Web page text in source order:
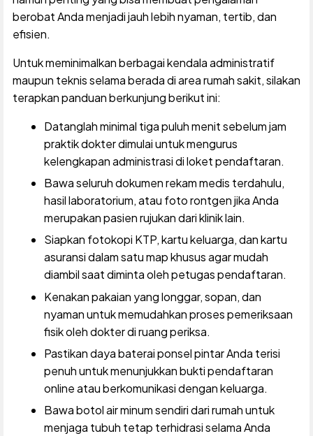
berobat Anda menjadi jauh lebih nyaman, tertib, dan
efisien.
Untuk meminimalkan berbagai kendala administratif
maupun teknis selama berada di area rumah sakit, silakan
terapkan panduan berkunjung berikut ini:
Datanglah minimal tiga puluh menit sebelum jam
praktik dokter dimulai untuk mengurus
kelengkapan administrasi di loket pendaftaran.
Bawa seluruh dokumen rekam medis terdahulu,
hasil laboratorium, atau foto rontgen jika Anda
merupakan pasien rujukan dari klinik lain.
Siapkan fotokopi KTP, kartu keluarga, dan kartu
asuransi dalam satu map khusus agar mudah
diambil saat diminta oleh petugas pendaftaran.
Kenakan pakaian yang longgar, sopan, dan
nyaman untuk memudahkan proses pemeriksaan
fisik oleh dokter di ruang periksa.
Pastikan daya baterai ponsel pintar Anda terisi
penuh untuk menunjukkan bukti pendaftaran
online atau berkomunikasi dengan keluarga.
Bawa botol air minum sendiri dari rumah untuk
menjaga tubuh tetap terhidrasi selama Anda